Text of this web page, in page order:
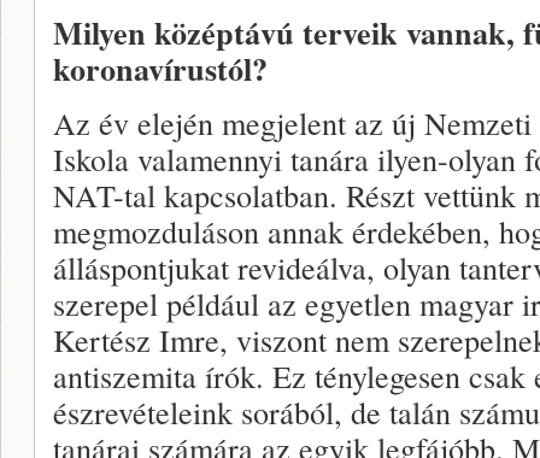
Milyen középtávú terveik vannak,
koronavírustól?
Az év elején megjelent az új
Iskola valamennyi tanára ilyen-olyan
NAT-tal kapcsolatban. Részt vettünk
megmozduláson annak érdekében,
álláspontjukat revideálva, olyan
szerepel például az egyetlen magyar
Kertész Imre, viszont nem
antiszemita írók. Ez ténylegesen
észrevételeink sorából, de talán
tanárai számára az egyik legfájóbb.